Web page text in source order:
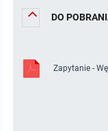
DO
Zapytanie -